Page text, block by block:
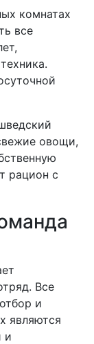
комнатах
все
овощи,
рацион с
Все
и
являются
и